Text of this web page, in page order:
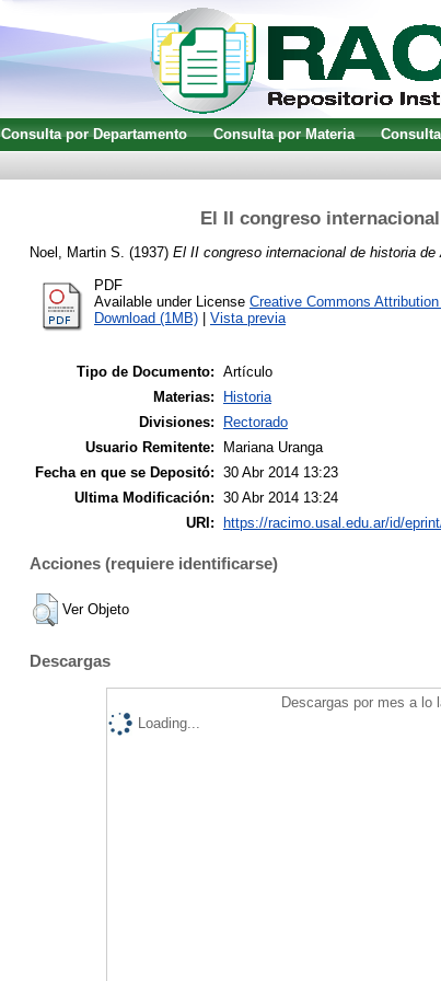
Consulta por Departamento Consulta por Materia
El II congreso
Noel, Martin S. (1937) El II congreso internacional de historia de
PDF
Available under License Creative Commons
Download (1MB)
Vista previa
Tipo de Documento: Artículo
Materias:
Historia
Divisiones:
Rectorado
Usuario Remitente:
Mariana Uranga
Fecha en que se Depositó: 30 Abr 2014 13:23
Ultima Modificación: 30 Abr 2014 13:24
URI:
https://racimo.usal.edu.ar/id/
Acciones (requiere identificarse)
Ver Objeto
Descargas
Descargas por mes a lo
Loading...